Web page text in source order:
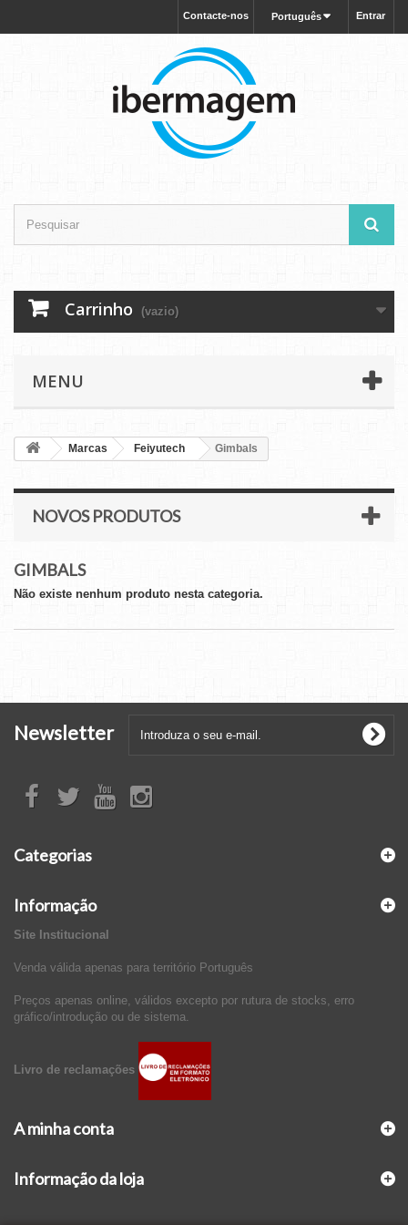
Entrar
Português
Contacte-nos
Carrinho (vazio)
MENU
Marcas Feiyutech Gimbals
NOVOS PRODUTOS
GIMBALS
Não existe nenhum produto nesta categoria.
Newsletter
Categorias
Informação
Site Institucional
Venda válida apenas para território Português
Preços apenas online, válidos excepto por rutura de stocks, erro
gráfico/introdução ou de sistema.
Livro de reclamações
A minha conta
Informação da loja